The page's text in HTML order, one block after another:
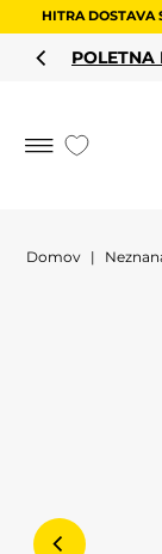
HITRA DOSTAVA
POLETNA
Domov |